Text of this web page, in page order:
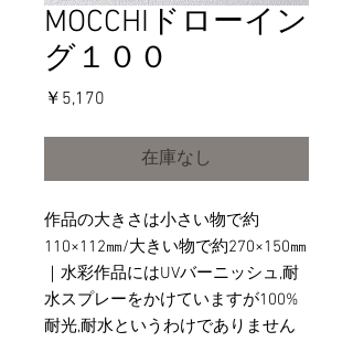
MOCCHIドローイン
グ１００
￥5,170
在庫なし
作品の大きさは小さい物で約
110×112㎜/大きい物で約270×150㎜
｜水彩作品にはUVバーニッシュ,耐
水スプレーをかけていますが100%
耐光,耐水というわけでありません